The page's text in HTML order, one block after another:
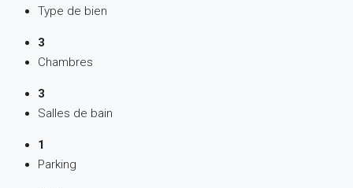
Type de bien
3
Chambres
3
Salles de bain
1
Parking